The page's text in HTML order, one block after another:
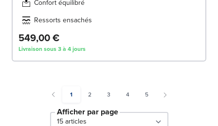
Confort équilibré
Ressorts ensachés
549,00 €
Livraison sous 3 à 4 jours
You're currently reading page
1 Page
2 Page
3 Page
4 Page
5
Afficher par page